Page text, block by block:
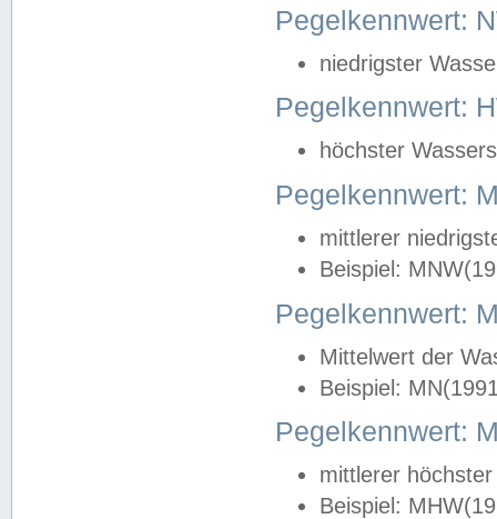
Pegelkennwert:
niedrigster
Pegelkennwert:
höchster
Pegelkennwert:
mittlerer
Beispiel:
Pegelkennwert:
Mittelwert der
Beispiel:
Pegelkennwert:
mittlerer
Beispiel: